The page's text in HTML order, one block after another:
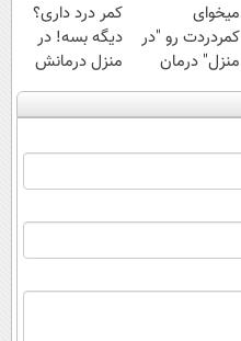
میخوای
کمردردت رو "در
منزل" درمان
کنی؟ (◂فیلم +
◂پرسش‌نامه)
کمر درد داری؟
دیگه بسه! در
منزل درمانش
کن
(◀پرسش‌نامه)